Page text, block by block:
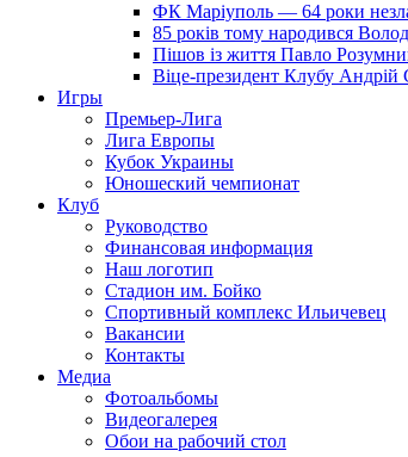
ФК Маріуполь — 64 роки
85 років тому народився
Пішов із життя Павло
Віце-президент Клубу Андрій
Игры
Премьер-Лига
Лига Европы
Кубок Украины
Юношеский чемпионат
Клуб
Руководство
Финансовая информация
Наш логотип
Стадион им. Бойко
Спортивный комплекс Ильичевец
Вакансии
Контакты
Медиа
Фотоальбомы
Видеогалерея
Обои на рабочий стол